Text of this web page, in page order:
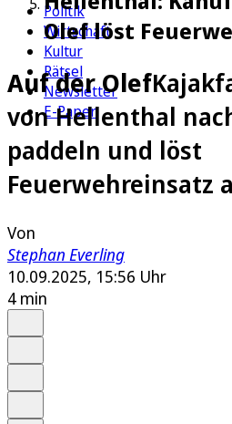
Politik
Wirtschaft
Kultur
Rätsel
Newsletter
E-Paper
Olef löst
Auf der Olef
von Hellenthal
paddeln und löst
Feuerwehreinsatz
Von
Stephan Everling
10.09.2025, 15:56 Uhr
4 min